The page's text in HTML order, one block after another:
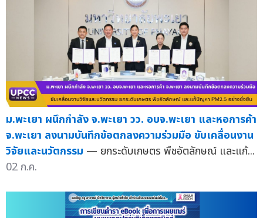
ม.พะเยา ผนึกกำลัง จ.พะเยา วว. อบจ.พะเยา และหอการค้า
จ.พะเยา ลงนามบันทึกข้อตกลงความร่วมมือ ขับเคลื่อนงาน
วิจัยและนวัตกรรม — ยกระดับเกษตร พืชอัตลักษณ์ และแก้...
02 ก.ค.